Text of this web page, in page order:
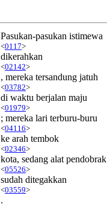
Pasukan-pasukan istimewa
<0117>
dikerahkan
<02142>
, mereka tersandung jatuh
<03782>
di waktu berjalan maju
<01979>
; mereka lari terburu-buru
<04116>
ke arah tembok
<02346>
kota, sedang alat pendobrak
<05526>
sudah ditegakkan
<03559>
.